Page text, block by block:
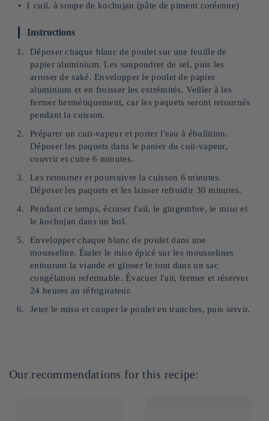
1 cuil. à soupe de kochujan (pâte de piment coréenne)
Instructions
Déposer chaque blanc de poulet sur une feuille de
papier aluminium. Les saupoudrer de sel, puis les
arroser de saké. Envelopper le poulet de papier
aluminium et en froisser les extrémités. Veiller à les
fermer hermétiquement, car les paquets seront retournés
pendant la cuisson.
Préparer un cuit-vapeur et porter l'eau à ébullition.
Déposer les paquets dans le panier du cuit-vapeur,
couvrir et cuire 6 minutes.
Les retourner et poursuivre la cuisson 6 minutes.
Déposer les paquets et les laisser refroidir 30 minutes.
Pendant ce temps, écraser l'ail, le gingembre, le miso et
le kochujan dans un bol.
Envelopper chaque blanc de poulet dans une
mousseline. Étaler le miso épicé sur les mousselines
entourant la viande et glisser le tout dans un sac
congélation refermable. Évacuer l'air, fermer et réserver
24 heures au réfrigirateur.
Jeter le miso et couper le poulet en tranches, puis servir.
Our recommendations for this recipe: